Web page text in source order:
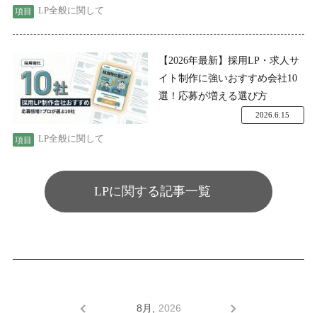
LP全般に関して
【2026年最新】採用LP・求人サ
イト制作に強いおすすめ会社10
選！応募が増える選び方
LP全般に関して
2026.6.15
LPに関する記事一覧
8月, 2026